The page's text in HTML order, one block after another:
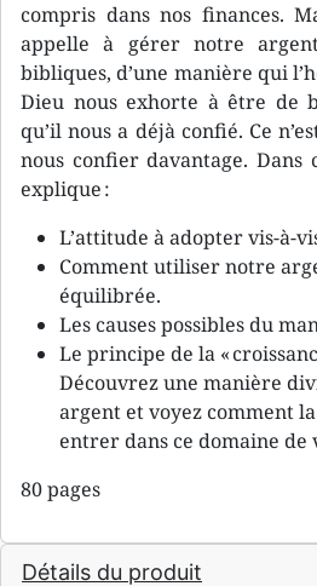
compris dans nos finances.
appelle à gérer notre
bibliques, d’une manière qui
Dieu nous exhorte à être de
qu’il nous a déjà confié. Ce
nous confier davantage. Dans
explique :
L’attitude à adopter vis-à-
Comment utiliser notre
équilibrée.
Les causes possibles du
Le principe de la «
Découvrez une manière
argent et voyez comment
entrer dans ce domaine de
80 pages
Détails du produit